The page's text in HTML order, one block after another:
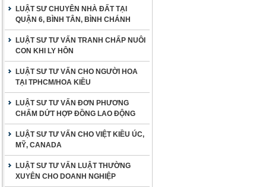
LUẬT SƯ CHUYÊN NHÀ ĐẤT TẠI
QUẬN 6, BÌNH TÂN, BÌNH CHÁNH
LUẬT SƯ TƯ VẤN TRANH CHẤP NUÔI
CON KHI LY HÔN
LUẬT SƯ TƯ VẤN CHO NGƯỜI HOA
TẠI TPHCM/HOA KIỀU
LUẬT SƯ TƯ VẤN ĐƠN PHƯƠNG
CHẤM DỨT HỢP ĐỒNG LAO ĐỘNG
LUẬT SƯ TƯ VẤN CHO VIỆT KIỀU ÚC,
MỸ, CANADA
LUẬT SƯ TƯ VẤN LUẬT THƯỜNG
XUYÊN CHO DOANH NGHIỆP